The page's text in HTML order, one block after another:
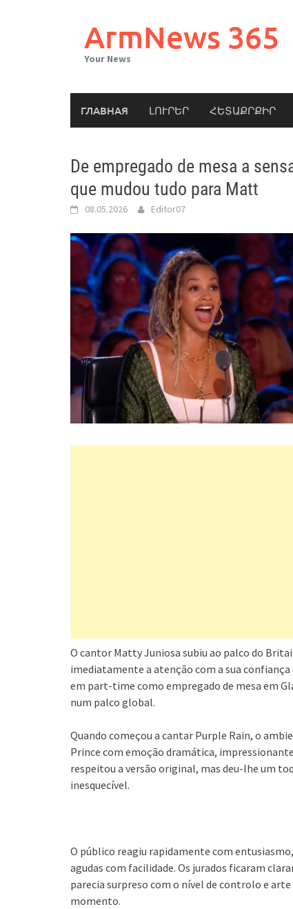
ArmNews 365
Your News
ГЛАВНАЯ ԼՈՒՐԵՐ ՀԵՏԱՔՐՔԻՐ
De empregado de mesa a
que mudou tudo para Matt
08.05.2026 Editor07
O cantor Matty Juniosa subiu ao palco do
imediatamente a atenção com a sua
em part-time como empregado de mesa em
num palco global.
Quando começou a cantar Purple Rain, o
Prince com emoção dramática,
respeitou a versão original, mas deu-lhe um
inesquecível.
O público reagiu rapidamente com
agudas com facilidade. Os jurados ficaram
parecia surpreso com o nível de controlo e
momento.